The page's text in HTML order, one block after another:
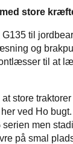
store
til
og
til at
store
ved Ho
men
på smal